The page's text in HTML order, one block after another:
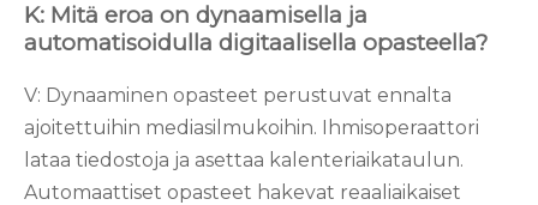
K: Mitä eroa on dynaamisella ja
automatisoidulla digitaalisella opasteella?
V: Dynaaminen opasteet perustuvat ennalta
ajoitettuihin mediasilmukoihin. Ihmisoperaattori
lataa tiedostoja ja asettaa kalenteriaikataulun.
Automaattiset opasteet hakevat reaaliaikaiset